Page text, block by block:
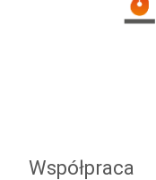
Współpraca